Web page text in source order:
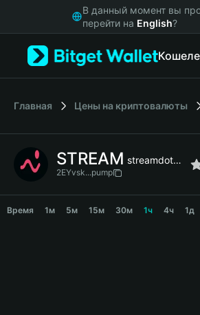
Русский
Italiano
简体中文
繁體中文
Bahasa Indonesia
В данный момент вы
перейти на English?
Главная Цены на криптовалюты
STREAM streamdotfun
2EYvsk...pump
Время 1м 5м 15м 30м 1ч 4ч 1д